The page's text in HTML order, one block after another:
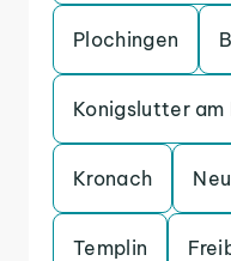
Plochingen
Konigslutter am
Kronach
Templin